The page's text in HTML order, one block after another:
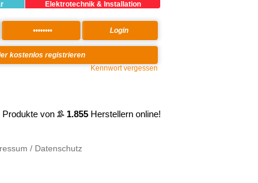
Elektrotechnik & Installation
Kennwort vergessen
Produkte von 1.855 Herstellern online!
/ Datenschutz